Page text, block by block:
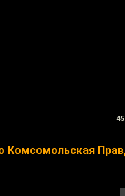
Комсомольская